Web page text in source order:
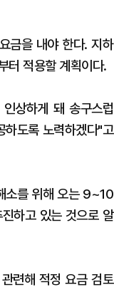
금을 내야 한다. 지하
터 적용할 계획이다.
상하게 돼 송구스럽
하도록 노력하겠다"고
소를 위해 오는 9~10
하고 있는 것으로 알
련해 적정 요금 검토